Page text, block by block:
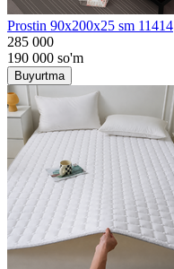
Prostin 90x200x25 sm 11414
285 000
190 000 so'm
Buyurtma